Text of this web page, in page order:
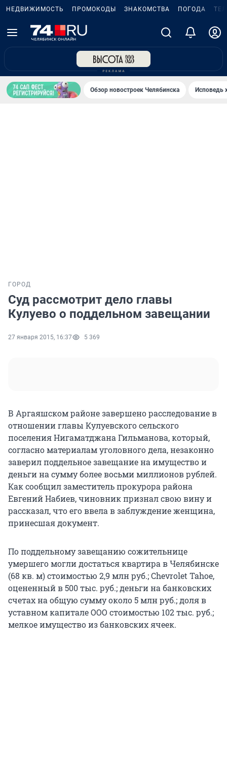
НЕДВИЖИМОСТЬ ПРОМОКОДЫ ЗНАКОМСТВА ПОГОДА
Обзор новостроек Челябинска Исповедь
ГОРОД
Суд рассмотрит дело главы
Кулуево о поддельном завещании
27 января 2015, 16:37 5 369
В Аргаяшском районе завершено расследование в
отношении главы Кулуевского сельского
поселения Нигаматджана Гильманова, который,
согласно материалам уголовного дела, незаконно
заверил поддельное завещание на имущество и
деньги на сумму более восьми миллионов рублей.
Как сообщил заместитель прокурора района
Евгений Набиев, чиновник признал свою вину и
рассказал, что его ввела в заблуждение женщина,
принесшая документ.
По поддельному завещанию сожительнице
умершего могли достаться квартира в Челябинске
(68 кв. м) стоимостью 2,9 млн руб.; Chevrolet Tahoe,
оцененный в 500 тыс. руб.; деньги на банковских
счетах на общую сумму около 5 млн руб.; доля в
уставном капитале ООО стоимостью 102 тыс. руб.;
мелкое имущество из банковских ячеек.